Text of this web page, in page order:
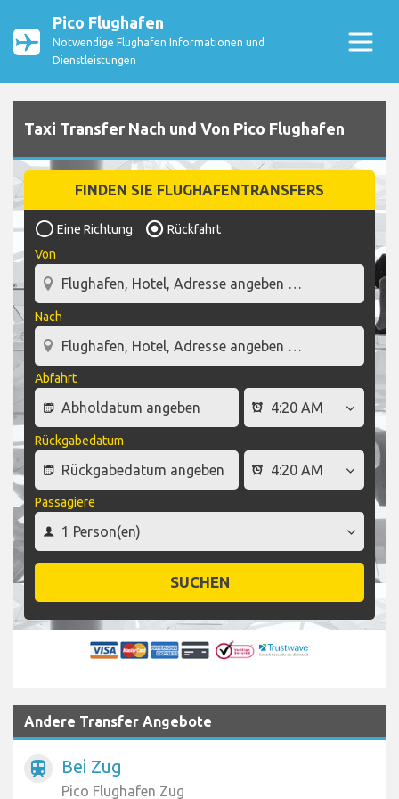
Pico Flughafen
Notwendige Flughafen Informationen und
Dienstleistungen
Taxi Transfer Nach und Von Pico Flughafen
FINDEN SIE FLUGHAFENTRANSFERS
Eine Richtung
Rückfahrt
Von
Nach
Abfahrt
Rückgabedatum
Passagiere
SUCHEN
Andere Transfer Angebote
train Bei Zug
Pico Flughafen Zug